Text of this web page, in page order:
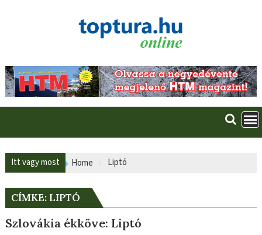
Itt vagy most Home Liptó
CÍMKE: LIPTÓ
Szlovákia ékköve: Liptó